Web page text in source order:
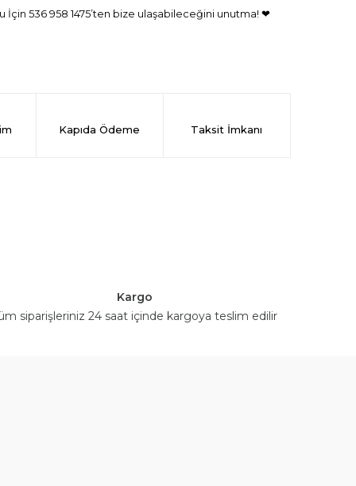
536 958 1475’ten bize ulaşabileceğini unutma! ❤
Kapıda Ödeme Taksit İmkanı
Kargo
siparişleriniz 24 saat içinde kargoya teslim edilir